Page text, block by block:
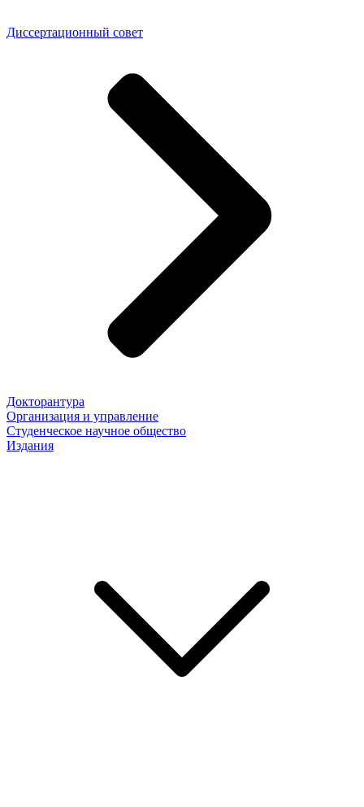
Диссертационный совет
Докторантура
Организация и управление
Студенческое научное общество
Издания